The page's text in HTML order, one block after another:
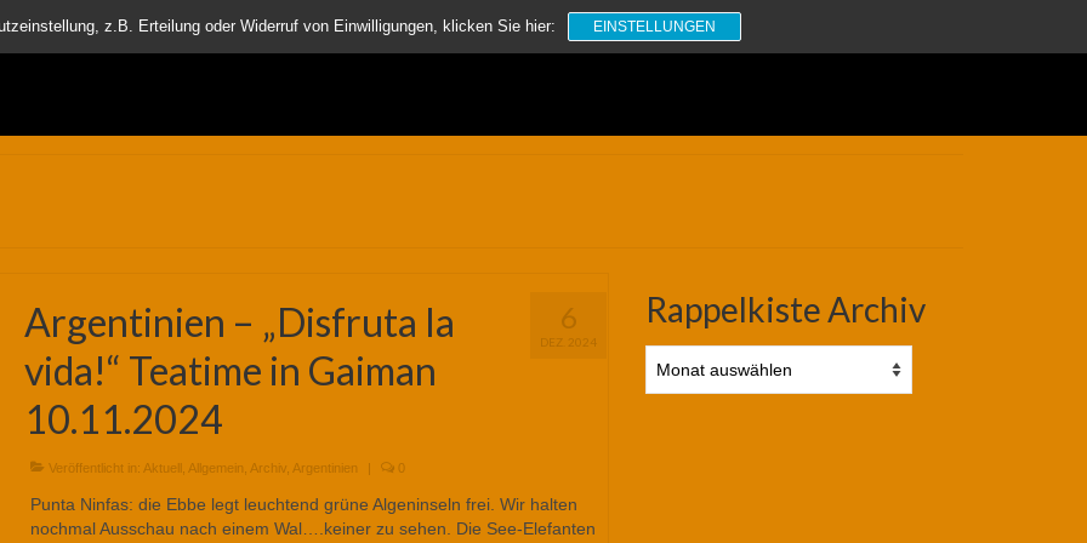
Suchen
nach:
6
DEZ. 2024
Argentinien – „Disfruta la
vida!“ Teatime in Gaiman
10.11.2024
Veröffentlicht in: Aktuell, Allgemein Archiv, Argentinien | 0
Punta Ninfas: die Ebbe legt leuchtend grüne Algeninseln frei. Wir halten
nochmal Ausschau nach einem Wal….keiner zu sehen. Die See-Elefanten
Rappelkiste Archiv
Archiv
z.B. Erteilung oder Widerruf von Einwilligungen, klicken Sie hier: EINSTELLUNGEN